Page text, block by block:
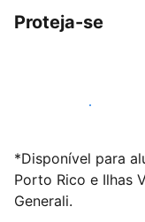
Proteja-se
Anunciar conosco
*Disponível para
Porto Rico e Ilhas
Generali.